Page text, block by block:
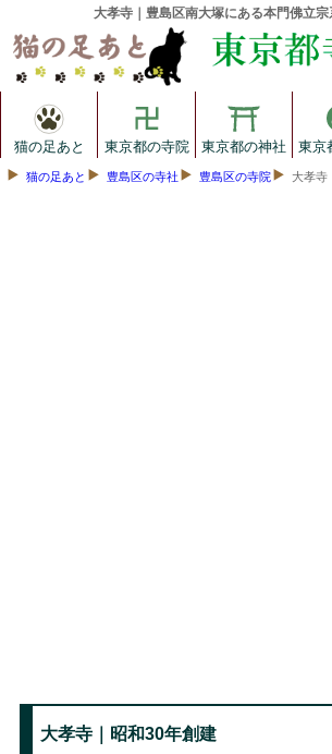
大孝寺｜豊島区南大塚にある本門佛立
猫の足あと 東京都の寺院 東京都の神社 東京
猫の足あと 豊島区の寺社 豊島区の寺院 大孝寺
大孝寺｜昭和30年創建